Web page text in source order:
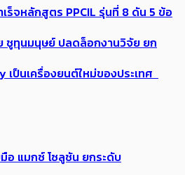
ร็จหลักสูตร PPCIL รุ่นที่ 8 ดัน 5 ข้อ
ชูทุนมนุษย์ ปลดล็อกงานวิจัย ยก
เป็นเครื่องยนต์ใหม่ของประเทศ
อ แมกซ์ โซลูชัน ยกระดับ